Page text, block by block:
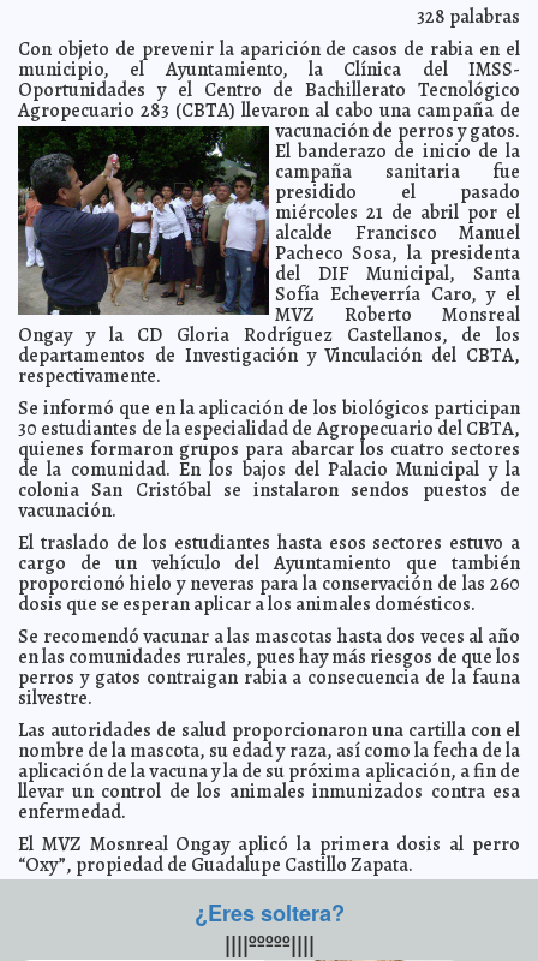
Día mundial de la Tierra: una oportunidad para
revalorar los bosques mexicanos A7
2010-04-22 12:28:19 Respaldo del PAN a Lolbé Carrillo A7
2010-04-22 12:14:35 El Programa de Previsión Funeraria, una oferta más del
IMSS A7
2010-04-22 08:22:47 El rechazo a la Ñora del Justam crece pero Beatriz
Zavala no muestra arrestos… José Luis Sierra Villarreal
2010-04-21 17:31:50 Pavimentan calles en Espita A7
2010-04-21 17:13:43 En marcha campaña de vacunación antirrábica en
Hocabá A7
2010-04-21 15:02:42 (8) Seres Bidimensionales María Leticia Roche Cano
2010-04-21 13:11:10 Imparte PGR curso de actualización sobre "Registro de
cadena de custodia" A7
2010-04-21 13:07:13 El derroche en publicidad priísta insulta a la inteligencia
ciudadana: PAN A7
2010-04-21 13:03:34 Consignan a presunto narcomenudista del
fraccionamiento Terranova A7
2010-04-20 17:37:06 Desfile de Modas Primavera-Verano 2010 de Liverpool a
beneficio de la Casa de los Niñ@s del DIF Municipal A7
2010-04-20 17:23:04 Inicia el traslado de animales al Parque del Bicentenario
“Animaya”A7
2010-04-20 16:05:35 Exhorta el IMSS a la población a donar sangre A7
2010-04-20 13:19:24 Entre la zanahoria y el garrote Javier Corral Jurado
2010-04-20 10:38:47 Más vida para el Centro Histórico Lois Izquierdo
2010-04-20 09:23:28 ¿A poco usté pensó que Pedrote Espadas iba a
presidir el DIF Municipal? José Luis Sierra Villarreal
2010-04-19 17:16:00 ¿Cuál es la mejor cuenta para correo electrónico? Franz
de J. Fortuny Loret de Mola
2010-04-19 13:46:45 ¿Tragedia sobre Mérida, la de Yucatán? Franz de J. Fortuny
Loret de Mola
328 palabras
Con objeto de prevenir la aparición de casos de rabia en el
municipio, el Ayuntamiento, la Clínica del IMSS-
Oportunidades y el Centro de Bachillerato Tecnológico
Agropecuario 283 (CBTA) llevaron al cabo una campaña de
vacunación de perros y gatos.
El banderazo de inicio de la
campaña sanitaria fue
presidido el pasado
miércoles 21 de abril por el
alcalde Francisco Manuel
Pacheco Sosa, la presidenta
del DIF Municipal, Santa
Sofía Echeverría Caro, y el
MVZ Roberto Monsreal
Ongay y la CD Gloria Rodríguez Castellanos, de los
departamentos de Investigación y Vinculación del CBTA,
respectivamente.
Se informó que en la aplicación de los biológicos participan
30 estudiantes de la especialidad de Agropecuario del CBTA,
quienes formaron grupos para abarcar los cuatro sectores
de la comunidad. En los bajos del Palacio Municipal y la
colonia San Cristóbal se instalaron sendos puestos de
vacunación.
El traslado de los estudiantes hasta esos sectores estuvo a
cargo de un vehículo del Ayuntamiento que también
proporcionó hielo y neveras para la conservación de las 260
dosis que se esperan aplicar a los animales domésticos.
Se recomendó vacunar a las mascotas hasta dos veces al año
en las comunidades rurales, pues hay más riesgos de que los
perros y gatos contraigan rabia a consecuencia de la fauna
silvestre.
Las autoridades de salud proporcionaron una cartilla con el
nombre de la mascota, su edad y raza, así como la fecha de la
aplicación de la vacuna y la de su próxima aplicación, a fin de
llevar un control de los animales inmunizados contra esa
enfermedad.
El MVZ Mosnreal Ongay aplicó la primera dosis al perro
“Oxy”, propiedad de Guadalupe Castillo Zapata.
¿Eres soltera?
||||ººººº||||